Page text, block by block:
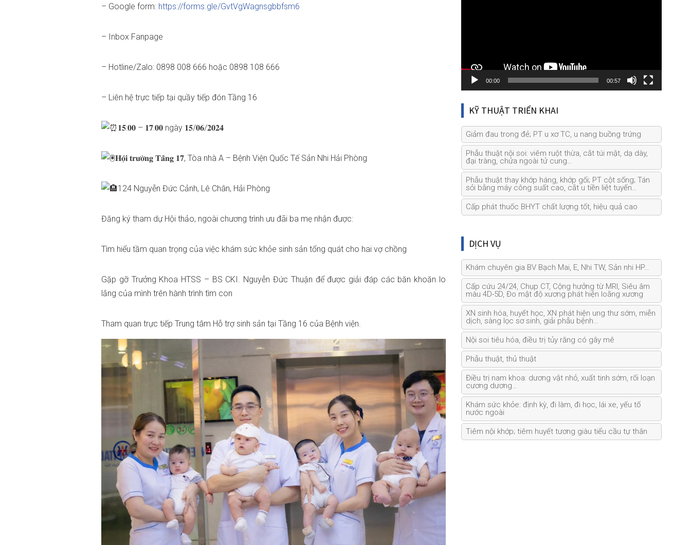
– Google form: https://forms.gle/GvtVgWagnsgbbfsm6
– Inbox Fanpage
– Hotline/Zalo: 0898 008 666 hoặc 0898 108 666
– Liên hệ trực tiếp tại quầy tiếp đón Tầng 16
𝟏𝟓:𝟎𝟎 – 𝟏𝟕:𝟎𝟎 ngày 𝟏𝟓/𝟎𝟔/𝟐𝟎𝟐𝟒
𝐇𝐨̣̂𝐢 𝐭𝐫𝐮̛𝐨̛̀𝐧𝐠 𝐓𝐚̂̀𝐧𝐠 𝟏𝟕, Tòa nhà A – Bệnh Viện Quốc Tế Sản Nhi Hải Phòng
124 Nguyễn Đức Cảnh, Lê Chân, Hải Phòng
Đăng ký tham dự Hội thảo, ngoài chương trình ưu đãi ba mẹ nhận được:
Tìm hiểu tầm quan trọng của việc khám sức khỏe sinh sản tổng quát cho hai vợ chồng
Gặp gỡ Trưởng Khoa HTSS – BS CKI. Nguyễn Đức Thuận để được giải đáp các băn khoăn lo
lắng của mình trên hành trình tìm con
Tham quan trực tiếp Trung tâm Hỗ trợ sinh sản tại Tầng 16 của Bệnh viện.
00:00 00:57
KỸ THUẬT TRIỂN KHAI
Giảm đau trong đẻ; PT u xơ TC, u nang buồng trứng
Phẫu thuật nội soi: viêm ruột thừa, cắt túi mật, dạ dày,
đại tràng, chửa ngoài tử cung…
Phẫu thuật thay khớp háng, khớp gối; PT cột sống; Tán
sỏi bằng máy công suất cao, cắt u tiền liệt tuyến…
Cấp phát thuốc BHYT chất lượng tốt, hiệu quả cao
DỊCH VỤ
Khám chuyên gia BV Bạch Mai, E, Nhi TW, Sản nhi HP…
Cấp cứu 24/24, Chụp CT, Cộng hưởng từ MRI, Siêu âm
màu 4D-5D, Đo mật độ xương phát hiện loãng xương
XN sinh hóa, huyết học, XN phát hiện ung thư sớm, miễn
dịch, sàng lọc sơ sinh, giải phẫu bệnh…
Nội soi tiêu hóa, điều trị tủy răng có gây mê
Phẫu thuật, thủ thuật
Điều trị nam khoa: dương vật nhỏ, xuất tinh sớm, rối loạn
cương dương…
Khám sức khỏe: định kỳ, đi làm, đi học, lái xe, yếu tố
nước ngoài
Tiêm nội khớp; tiêm huyết tương giàu tiểu cầu tự thân